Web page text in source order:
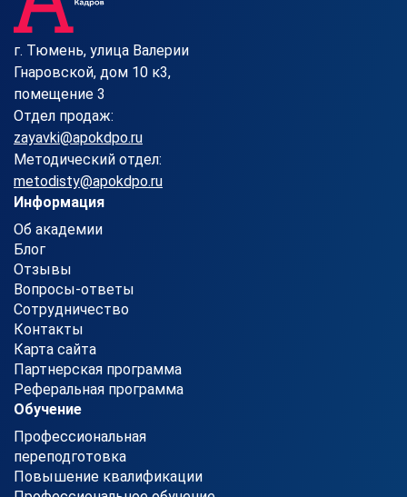
г. Тюмень, улица Валерии
Гнаровской, дом 10 к3,
помещение 3
Отдел продаж:
zayavki@apokdpo.ru
Методический отдел:
metodisty@apokdpo.ru
Информация
Об академии
Блог
Отзывы
Вопросы-ответы
Сотрудничество
Контакты
Карта сайта
Партнерская программа
Реферальная программа
Обучение
Профессиональная
переподготовка
Повышение квалификации